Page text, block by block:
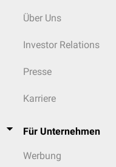
Über Uns
Investor Relations
Presse
Karriere
Für Unternehmen
Werbung